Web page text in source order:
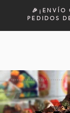
PEDIDOS